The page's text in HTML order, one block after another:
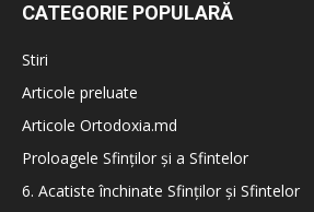
CATEGORIE POPULARĂ
Stiri
Articole preluate
Articole Ortodoxia.md
Proloagele Sfinților și a Sfintelor
6. Acatiste închinate Sfinților și Sfintelor